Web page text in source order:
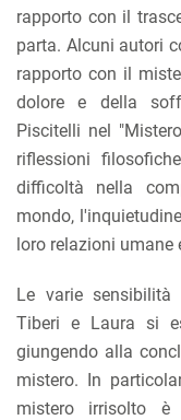
rapporto con il
parta. Alcuni autori
rapporto con il
dolore e della
Piscitelli nel
riflessioni
difficoltà nella
mondo,
loro relazioni
Le varie
Tiberi e Laura si
giungendo alla
mistero. In
mistero irrisolto è